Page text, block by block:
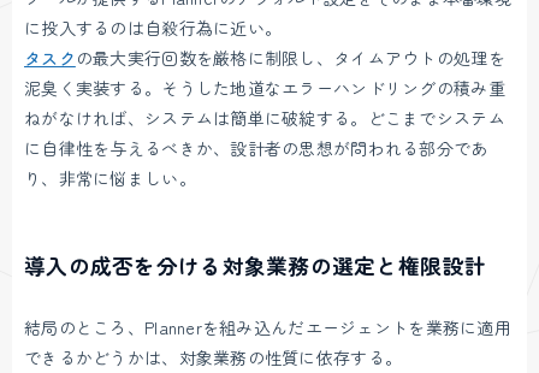
に投入するのは自殺行為に近い。
タスク の最大実行回数を厳格に制限し、タイムアウトの処理を
泥臭く実装する。そうした地道なエラーハンドリングの積み重
ねがなければ、システムは簡単に破綻する。どこまでシステム
に自律性を与えるべきか、設計者の思想が問われる部分であ
り、非常に悩ましい。
導入の成否を分ける対象業務の選定と権限設計
結局のところ、Plannerを組み込んだエージェントを業務に適用
できるかどうかは、対象業務の性質に依存する。